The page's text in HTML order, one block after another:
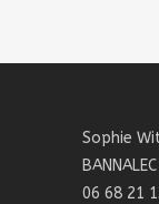
Sophie
BANNALEC
06 68 21